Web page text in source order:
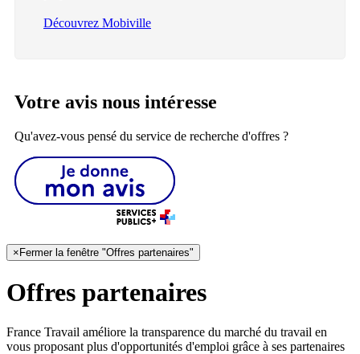
Découvrez Mobiville
Votre avis nous intéresse
Qu'avez-vous pensé du service de recherche d'offres ?
×Fermer la fenêtre "Offres partenaires"
Offres partenaires
France Travail améliore la transparence du marché du travail en
vous proposant plus d'opportunités d'emploi grâce à ses partenaires